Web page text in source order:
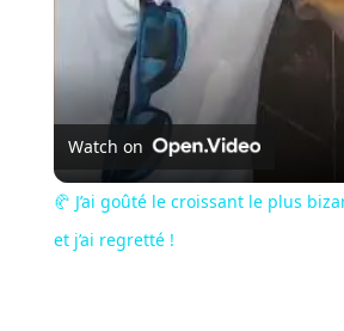
Watch on
🥐 J’ai goûté le croissant le plus
et j’ai regretté !